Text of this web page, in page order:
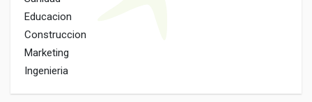
Educacion
Construccion
Marketing
Ingenieria